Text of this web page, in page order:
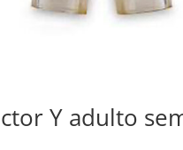
Y adulto